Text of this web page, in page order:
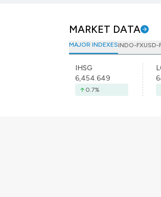
MARKET DATA
MAJOR INDEXESINDO-FXUSD-
IHSG
6,454.649
0.7%